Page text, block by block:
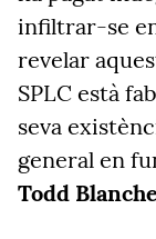
infiltrar-se
revelar
SPLC està
seva
general en
Todd